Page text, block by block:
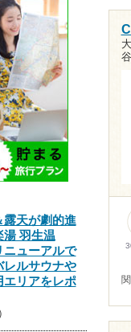
露天が劇的進
湯 羽生温
ニューアルで
レルサウナや
エリアをレポ